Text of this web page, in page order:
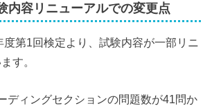
内容リニューアルでの変更点
第1回検定より、試験内容が一部リニ
す。
ディングセクションの問題数が41問か